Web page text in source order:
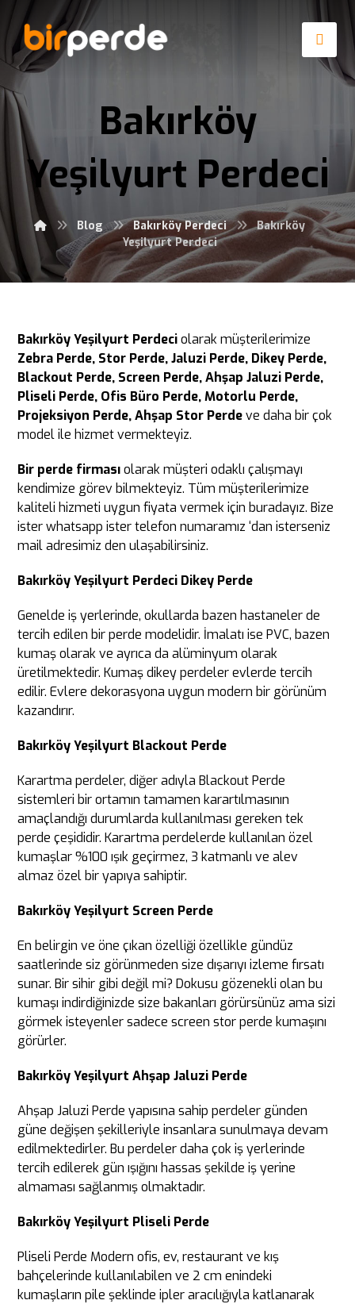
Bakırköy
Yeşilyurt Perdeci
Blog Bakırköy Perdeci
Bakırköy
Yeşilyurt Perdeci
Bakırköy Yeşilyurt Perdeciolarak müşterilerimize
Zebra Perde, Stor Perde, Jaluzi Perde, Dikey Perde,
Blackout Perde, Screen Perde, Ahşap Jaluzi Perde,
Pliseli Perde, Ofis Büro Perde, Motorlu Perde,
Projeksiyon Perde, Ahşap Stor Perdeve daha bir çok
model ile hizmet vermekteyiz.
Bir perde firmasıolarak müşteri odaklı çalışmayı
kendimize görev bilmekteyiz. Tüm müşterilerimize
kaliteli hizmeti uygun fiyata vermek için buradayız. Bize
ister whatsapp ister telefon numaramız ‘dan isterseniz
mail adresimiz den ulaşabilirsiniz.
Bakırköy Yeşilyurt Perdeci Dikey Perde
Genelde iş yerlerinde, okullarda bazen hastaneler de
tercih edilen bir perde modelidir. İmalatı ise PVC, bazen
kumaş olarak ve ayrıca da alüminyum olarak
üretilmektedir. Kumaş dikey perdeler evlerde tercih
edilir. Evlere dekorasyona uygun modern bir görünüm
kazandırır.
Bakırköy Yeşilyurt Blackout Perde
Karartma perdeler, diğer adıyla Blackout Perde
sistemleri bir ortamın tamamen karartılmasının
amaçlandığı durumlarda kullanılması gereken tek
perde çeşididir. Karartma perdelerde kullanılan özel
kumaşlar %100 ışık geçirmez, 3 katmanlı ve alev
almaz özel bir yapıya sahiptir.
Bakırköy Yeşilyurt Screen Perde
En belirgin ve öne çıkan özelliği özellikle gündüz
saatlerinde siz görünmeden size dışarıyı izleme fırsatı
sunar. Bir sihir gibi değil mi? Dokusu gözenekli olan bu
kumaşı indirdiğinizde size bakanları görürsünüz ama sizi
görmek isteyenler sadece screen stor perde kumaşını
görürler.
Bakırköy Yeşilyurt Ahşap Jaluzi Perde
Ahşap Jaluzi Perde yapısına sahip perdeler günden
güne değişen şekilleriyle insanlara sunulmaya devam
edilmektedirler. Bu perdeler daha çok iş yerlerinde
tercih edilerek gün ışığını hassas şekilde iş yerine
almaması sağlanmış olmaktadır.
Bakırköy Yeşilyurt Pliseli Perde
Pliseli Perde Modern ofis, ev, restaurant ve kış
bahçelerinde kullanılabilen ve 2 cm enindeki
kumaşların pile şeklinde ipler aracılığıyla katlanarak